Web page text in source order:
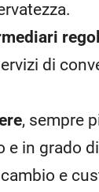
di
, sempre
e in grado
e